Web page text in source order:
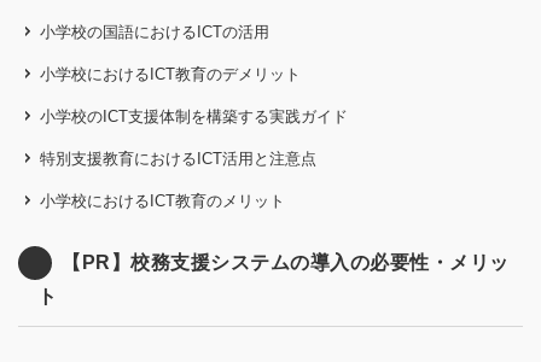
小学校の国語におけるICTの活用
小学校におけるICT教育のデメリット
小学校のICT支援体制を構築する実践ガイド
特別支援教育におけるICT活用と注意点
小学校におけるICT教育のメリット
【PR】校務支援システムの導入の必要性・メリッ
ト